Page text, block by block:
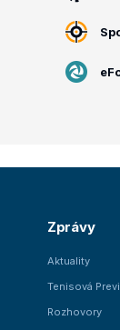
Zprávy
Aktuality
Tenisová
Rozhovory